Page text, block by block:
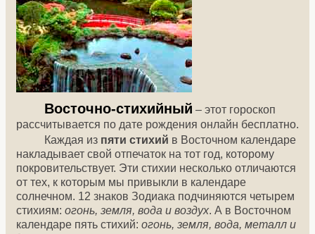
Восточно-стихийный – этот гороскоп
рассчитывается по дате рождения онлайн бесплатно.
Каждая из пяти стихий в Восточном календаре
накладывает свой отпечаток на тот год, которому
покровительствует. Эти стихии несколько отличаются
от тех, к которым мы привыкли в календаре
солнечном. 12 знаков Зодиака подчиняются четырем
стихиям: огонь, земля, вода и воздух. А в Восточном
календаре пять стихий: огонь, земля, вода, металл и